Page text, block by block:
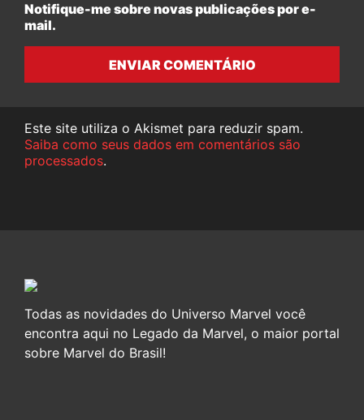
Notifique-me sobre novas publicações por e-
mail.
ENVIAR COMENTÁRIO
Este site utiliza o Akismet para reduzir spam.
Saiba como seus dados em comentários são
processados.
Todas as novidades do Universo Marvel você
encontra aqui no Legado da Marvel, o maior portal
sobre Marvel do Brasil!